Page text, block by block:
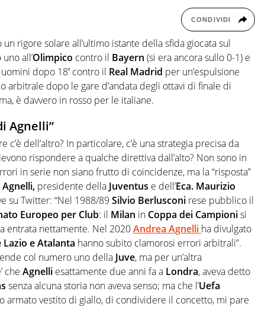
CONDIVIDI
un rigore solare all’ultimo istante della sfida giocata sul
uno all’Olimpico contro il Bayern (si era ancora sullo 0-1) e
dopo 18′ contro il Real Madrid per un’espulsione
arbitrale dopo le gare d’andata degli ottavi di finale di
è davvero in rosso per le italiane.
Agnelli”
c’è dell’altro? In particolare, c’è una strategia precisa da
rispondere a qualche direttiva dall’alto? Non sono in
in serie non siano frutto di coincidenze, ma la “risposta”
presidente della Juventus e dell’Eca. Maurizio
su Twitter: “Nel 1988/89 Silvio Berlusconi rese pubblico il
Europeo per Club: il Milan in Coppa dei Campionisi
entrata nettamente. Nel 2020Andrea Agnelli ha divulgato
Lazio e Atalanta hanno subito clamorosi errori arbitrali”.
col numero uno della Juve, ma per un’altra
che Agnelli esattamente due anni fa a Londra, aveva detto
senza alcuna storia non aveva senso; ma che l’Uefa
armato vestito di giallo, di condividere il concetto, mi pare